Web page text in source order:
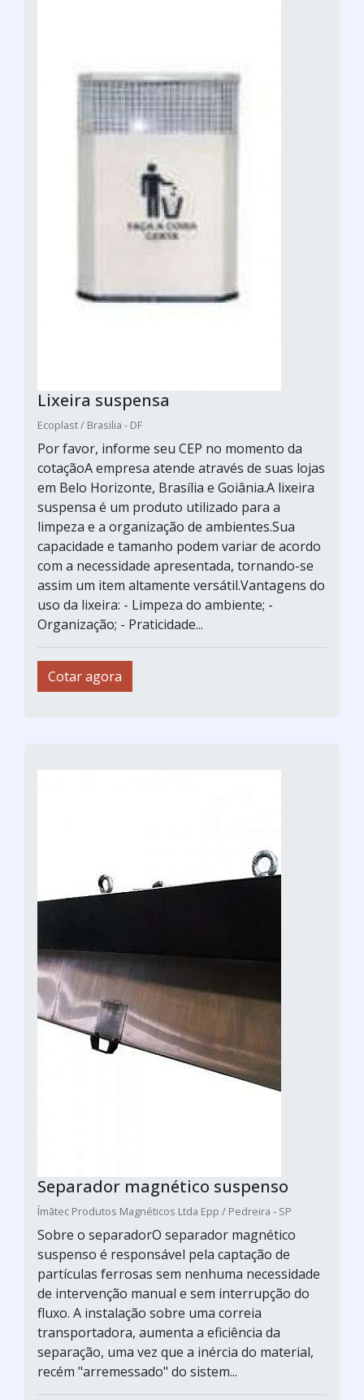
Lixeira suspensa
Ecoplast / Brasilia - DF
Por favor, informe seu CEP no momento da
cotaçãoA empresa atende através de suas lojas
em Belo Horizonte, Brasília e Goiânia.A lixeira
suspensa é um produto utilizado para a
limpeza e a organização de ambientes.Sua
capacidade e tamanho podem variar de acordo
com a necessidade apresentada, tornando-se
assim um item altamente versátil.Vantagens do
uso da lixeira: - Limpeza do ambiente; -
Organização; - Praticidade...
Cotar agora
Separador magnético suspenso
Ímãtec Produtos Magnéticos Ltda Epp / Pedreira - SP
Sobre o separadorO separador magnético
suspenso é responsável pela captação de
partículas ferrosas sem nenhuma necessidade
de intervenção manual e sem interrupção do
fluxo. A instalação sobre uma correia
transportadora, aumenta a eficiência da
separação, uma vez que a inércia do material,
recém "arremessado" do sistem...